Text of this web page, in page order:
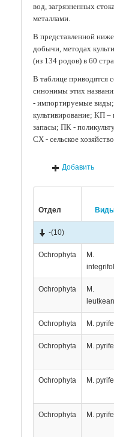
вод, загрязненных
металлами.
В представленной
добычи, методах
(из 134 родов) в 60
В таблице приводятся
синонимы этих
- импортируемые
культивирование; КП
запасы; ПК -
СХ - сельское
Добавить
Отдел
-(10)
Ochrophyta
M.
Ochrophyta
M.
Ochrophyta M.
Ochrophyta M.
Ochrophyta M.
Ochrophyta M.